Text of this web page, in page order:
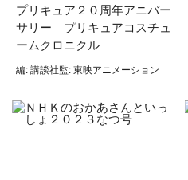
プリキュア２０周年アニバー
サリー プリキュアコスチュ
ームクロニクル
編: 講談社監: 東映アニメーション